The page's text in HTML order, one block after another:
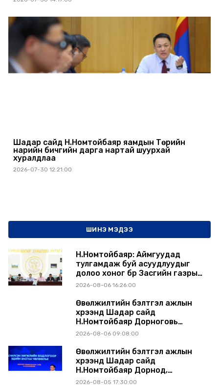
Шадар сайд Н.Номтойбаяр яамдын Төрийн
нарийн бичгийн дарга нартай шуурхай
хуралдлаа
2026-07-30 12:21:00
ШИНЭ МЭДЭЭ
Н.Номтойбаяр: Аймгуудад
тулгамдаж буй асуудлуудыг
долоо хоног бүр Засгийн газрын
хуралдаанд танилцуулж,
2026-08-06 16:26:00
Өвөлжилтийн бэлтгэл ажлын
хүрээнд Шадар сайд
Н.Номтойбаяр Дорноговь
аймагт ажиллав
2026-08-06 09:08:00
Өвөлжилтийн бэлтгэл ажлын
хүрээнд Шадар сайд
Н.Номтойбаяр Дорнод,
Сүхбаатар аймагт ажиллав
2026-08-05 17:30:00